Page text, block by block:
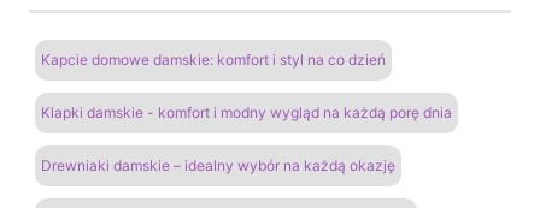
Kapcie domowe damskie: komfort i styl na co dzień
Klapki damskie - komfort i modny wygląd na każdą porę dnia
Drewniaki damskie – idealny wybór na każdą okazję